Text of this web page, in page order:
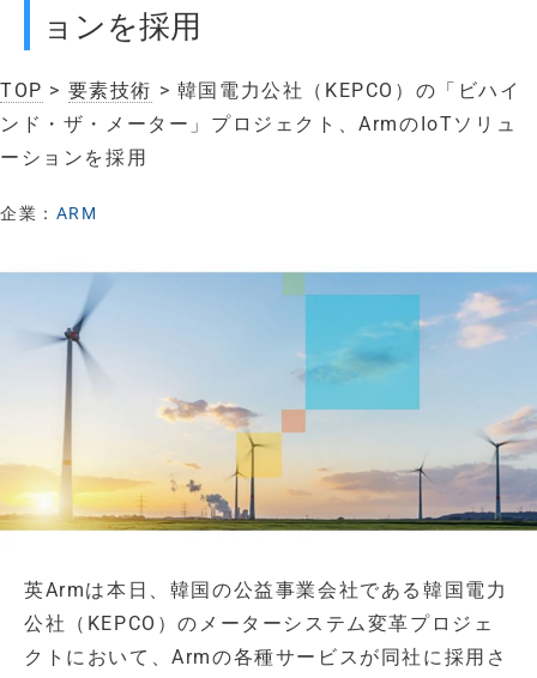
ョンを採用
TOP > 要素技術 > 韓国電力公社（KEPCO）の「ビハイ
ンド・ザ・メーター」プロジェクト、ArmのIoTソリュ
ーションを採用
企業： ARM
英Armは本日、韓国の公益事業会社である韓国電力
公社（KEPCO）のメーターシステム変革プロジェ
クトにおいて、Armの各種サービスが同社に採用さ